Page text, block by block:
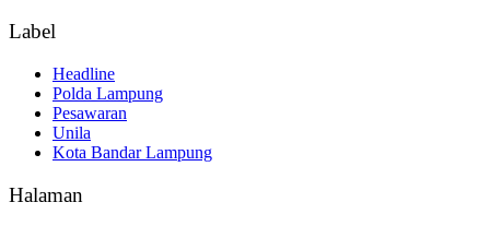
Label
Headline
Polda Lampung
Pesawaran
Unila
Kota Bandar Lampung
Halaman